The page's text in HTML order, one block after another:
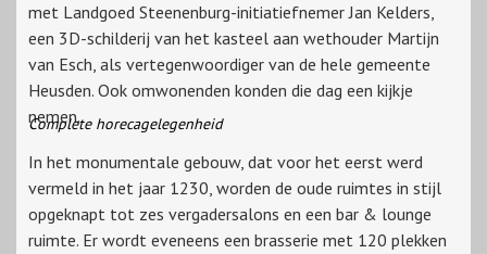
met Landgoed Steenenburg-initiatiefnemer Jan Kelders,
een 3D-schilderij van het kasteel aan wethouder Martijn
van Esch, als vertegenwoordiger van de hele gemeente
Heusden. Ook omwonenden konden die dag een kijkje
nemen.
Complete horecagelegenheid
In het monumentale gebouw, dat voor het eerst werd
vermeld in het jaar 1230, worden de oude ruimtes in stijl
opgeknapt tot zes vergadersalons en een bar & lounge
ruimte. Er wordt eveneens een brasserie met 120 plekken